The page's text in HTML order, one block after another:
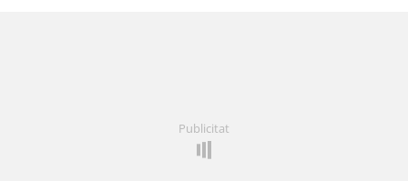
Publicitat